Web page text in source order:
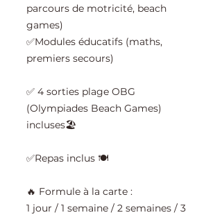
parcours de motricité, beach
games)
✅Modules éducatifs (maths,
premiers secours)
✅ 4 sorties plage OBG
(Olympiades Beach Games)
incluses🏖️
✅Repas inclus 🍽️
🔥 Formule à la carte :
1 jour / 1 semaine / 2 semaines / 3